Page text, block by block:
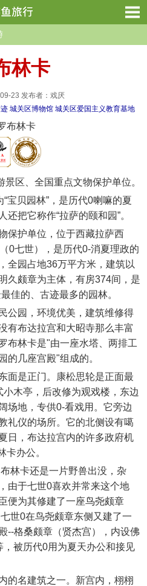
林卡
23 发布者：戏厌
城关区博物馆 城关区爱国主义教育基地
区、全国重点文物保护单位。
贝园林”，是历代0喇嘛的夏
把它称作“拉萨的颐和园”。
护单位，位于西藏拉萨西
0七世），是历代0-消夏理政的
全园占地36万平方米，建筑以
久颇章为主体，有房374间，是
佳的、古迹最多的园林。
园，环境优美，建筑维修得
有布达拉宫和大昭寺那么丰富
布林卡是"由一座水塔、两排工
的几座宫殿"组成的。
是正门。康松思轮是正面最
木亭，后改修为观戏楼，东边
场地，专供0-看戏用。它旁边
礼仪的场所。它的北侧设有噶
日，布达拉宫内的许多政府机
卡办公。
卡还是一片野兽出没，杂
由于七世0喜欢并常来这个地
便为其修建了一座鸟尧颇章
世0在鸟尧颇章东侧又建了一
--格桑颇章（贤杰宫），内设佛
被历代0用为夏天办公和接见
名建筑之一。新宫内，栩栩